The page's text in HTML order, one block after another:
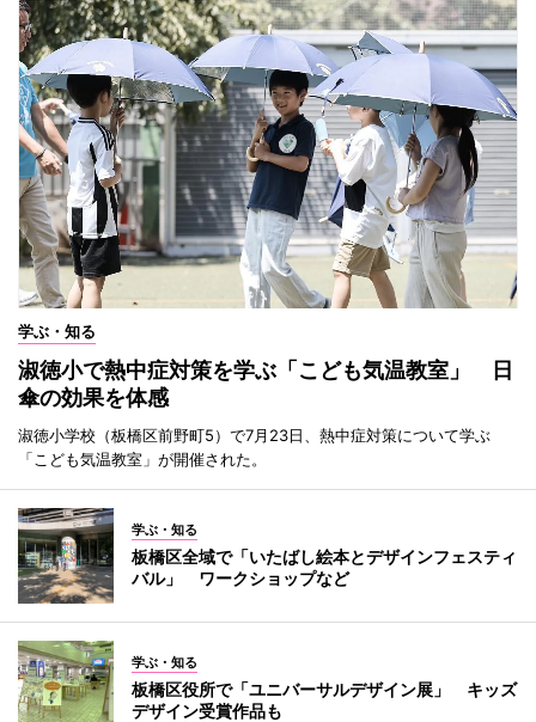
学ぶ・知る
淑徳小で熱中症対策を学ぶ「こども気温教室」 日
傘の効果を体感
淑徳小学校（板橋区前野町5）で7月23日、熱中症対策について学ぶ
「こども気温教室」が開催された。
学ぶ・知る
板橋区全域で「いたばし絵本とデザインフェスティ
バル」 ワークショップなど
学ぶ・知る
板橋区役所で「ユニバーサルデザイン展」 キッズ
デザイン受賞作品も